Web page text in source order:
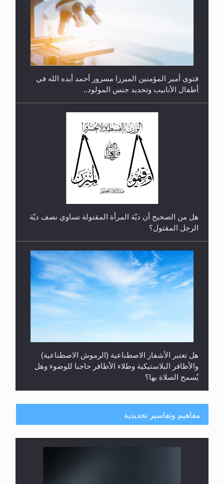
رأيٌ في لغة المسيح الموعود عليه السلام.. 4...
فتوى أمير المؤمنين الميرزا مسرور أحمد أيده الله في
أطفال الأنابيب وتحديد جنس المولود..
هل من الصحيح أن ديّة المرأة المقتولة تساوي نصف ديّة
الرجل المقتول؟
هل تعتبر الأشفار الاصطناعية (الرموش الاصطناعية)
والأظافر البلاستيكية وطلاء الأظافر حاجبا للوضوء وهل
يُسمح الصلاة بها؟
مفاهيم وتفاسير تجديدية